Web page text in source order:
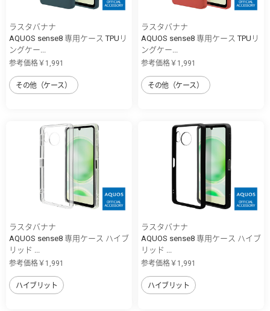
ラスタバナナ
AQUOS sense8 専用ケース TPUリ
ングケー...
参考価格￥1,991
その他（ケース）
ラスタバナナ
AQUOS sense8 専用ケース TPUリ
ングケー...
参考価格￥1,991
その他（ケース）
ラスタバナナ
AQUOS sense8 専用ケース ハイブ
リッド ...
参考価格￥1,991
ハイブリット
ラスタバナナ
AQUOS sense8 専用ケース ハイブ
リッド ...
参考価格￥1,991
ハイブリット